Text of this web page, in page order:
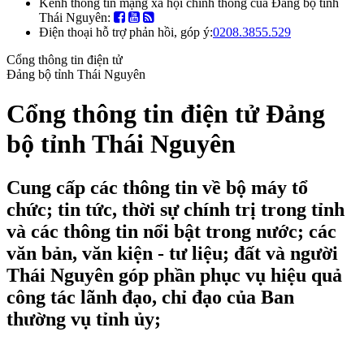
Thái Nguyên:
Điện thoại hỗ trợ phản hồi, góp ý:0208.3855.529
Cổng thông tin điện tử
Đảng bộ tỉnh Thái Nguyên
Cổng thông tin điện tử Đảng
bộ tỉnh Thái Nguyên
Cung cấp các thông tin về bộ máy tổ
chức; tin tức, thời sự chính trị trong tỉnh
và các thông tin nổi bật trong nước; các
văn bản, văn kiện - tư liệu; đất và người
Thái Nguyên góp phần phục vụ hiệu quả
công tác lãnh đạo, chỉ đạo của Ban
thường vụ tỉnh ủy;